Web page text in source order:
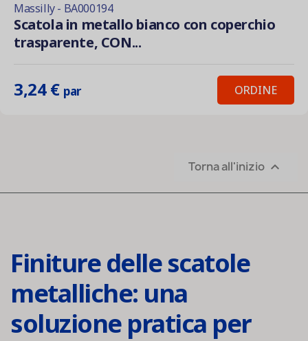
Massilly - BA000194
Scatola in metallo bianco con coperchio
trasparente, CON...
3,24 € par ORDINE
Torna all'inizio 
Finiture delle scatole
metalliche: una
soluzione pratica per